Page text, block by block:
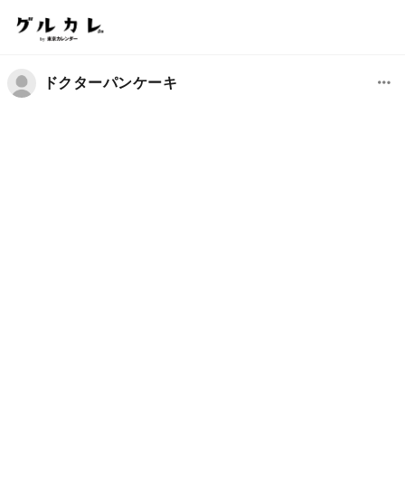
ドクターパンケーキ